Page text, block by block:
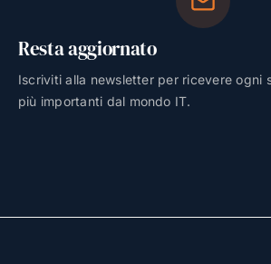
Resta aggiornato
Iscriviti alla newsletter per ricevere ogni
più importanti dal mondo IT.